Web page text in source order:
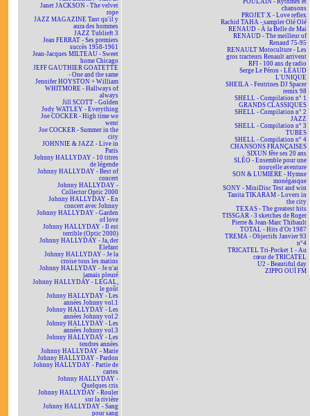
Janet JACKSON - The velvet
rope
JAZZ MAGAZINE Tant qu'il y
aura des hommes
JAZZ Tublieft 3
Jean FERRAT - Ses premiers
succès 1958-1961
Jean-Jacques MILTEAU - Sweet
home Chicago
JEFF GAUTHIER GOATETTE
- One and the same
Jennifer HOYSTON + William
WHITMORE - Hallways of
always
Jill SCOTT - Golden
Jody WATLEY - Everything
Joe COCKER - High time we
went
Joe COCKER - Summer in the
city
JOHNNIE & JAZZ - Live in
Paris
Johnny HALLYDAY - 10 titres
de légende
Johnny HALLYDAY - Best of
concert
Johnny HALLYDAY -
Collector Optic 2000
Johnny HALLYDAY - En
concert avec Johnny
Johnny HALLYDAY - Garden
of love
Johnny HALLYDAY - Il est
terrible (Optic 2000)
Johnny HALLYDAY - Ja, der
Elefant
Johnny HALLYDAY - Je la
croise tous les matins
Johnny HALLYDAY - Je n'ai
jamais pleuré
Johnny HALLYDAY - LEGAL,
le goût
Johnny HALLYDAY - Les
années Johnny vol.1
Johnny HALLYDAY - Les
années Johnny vol.2
Johnny HALLYDAY - Les
années Johnny vol.3
Johnny HALLYDAY - Les
tendres années
Johnny HALLYDAY - Marie
Johnny HALLYDAY - Pardon
Johnny HALLYDAY - Partie de
cartes
Johnny HALLYDAY -
Quelques cris
Johnny HALLYDAY - Rouler
sur la rivière
Johnny HALLYDAY - Sang
pour sang
POULAIN - Rythmes et
chansons
PROJET X - Love reflex
Rachid TAHA - sampler Olé Olé
RENAUD - À la Belle de Mai
RENAUD - The meilleur of
Renaud 75-95
RENAULT Motoculture - Les
gros tracteurs Renault arrivent
RFI - 100 ans de radio
Serge Le Péron - LÉAUD
L'UNIQUE
SHEILA - Feutrines DJ Spacer
remix 98
SHELL - Compilation n° 1
GRANDS CLASSIQUES
SHELL - Compilation n° 2
JAZZ
SHELL - Compilation n° 3
TUBES
SHELL - Compilation n° 4
CHANSONS FRANÇAISES
SIXUN fête ses 20 ans
SLÉO - Ensemble pour une
nouvelle aventure
SON & LUMIÈRE - Hymne
monégasque
SONY - MiniDisc Test and win
Tanita TIKARAM - Lovers in
the city
TEXAS - The greatest hits
TISSGAR - 3 sketches de Roger
Pierre & Jean-Marc Thibault
TOTAL - Hits d'Or 1987
TREMA - Objectifs Janvier 93
n°4
TRICATEL Tri-Pocket 1 - Au
cœur de TRICATEL
U2 - Beautiful day
ZIPPO OUÏ FM